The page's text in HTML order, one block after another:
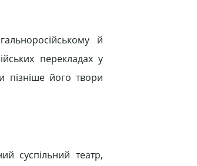
й
перекладах у
пізніше його твори
суспільний театр,